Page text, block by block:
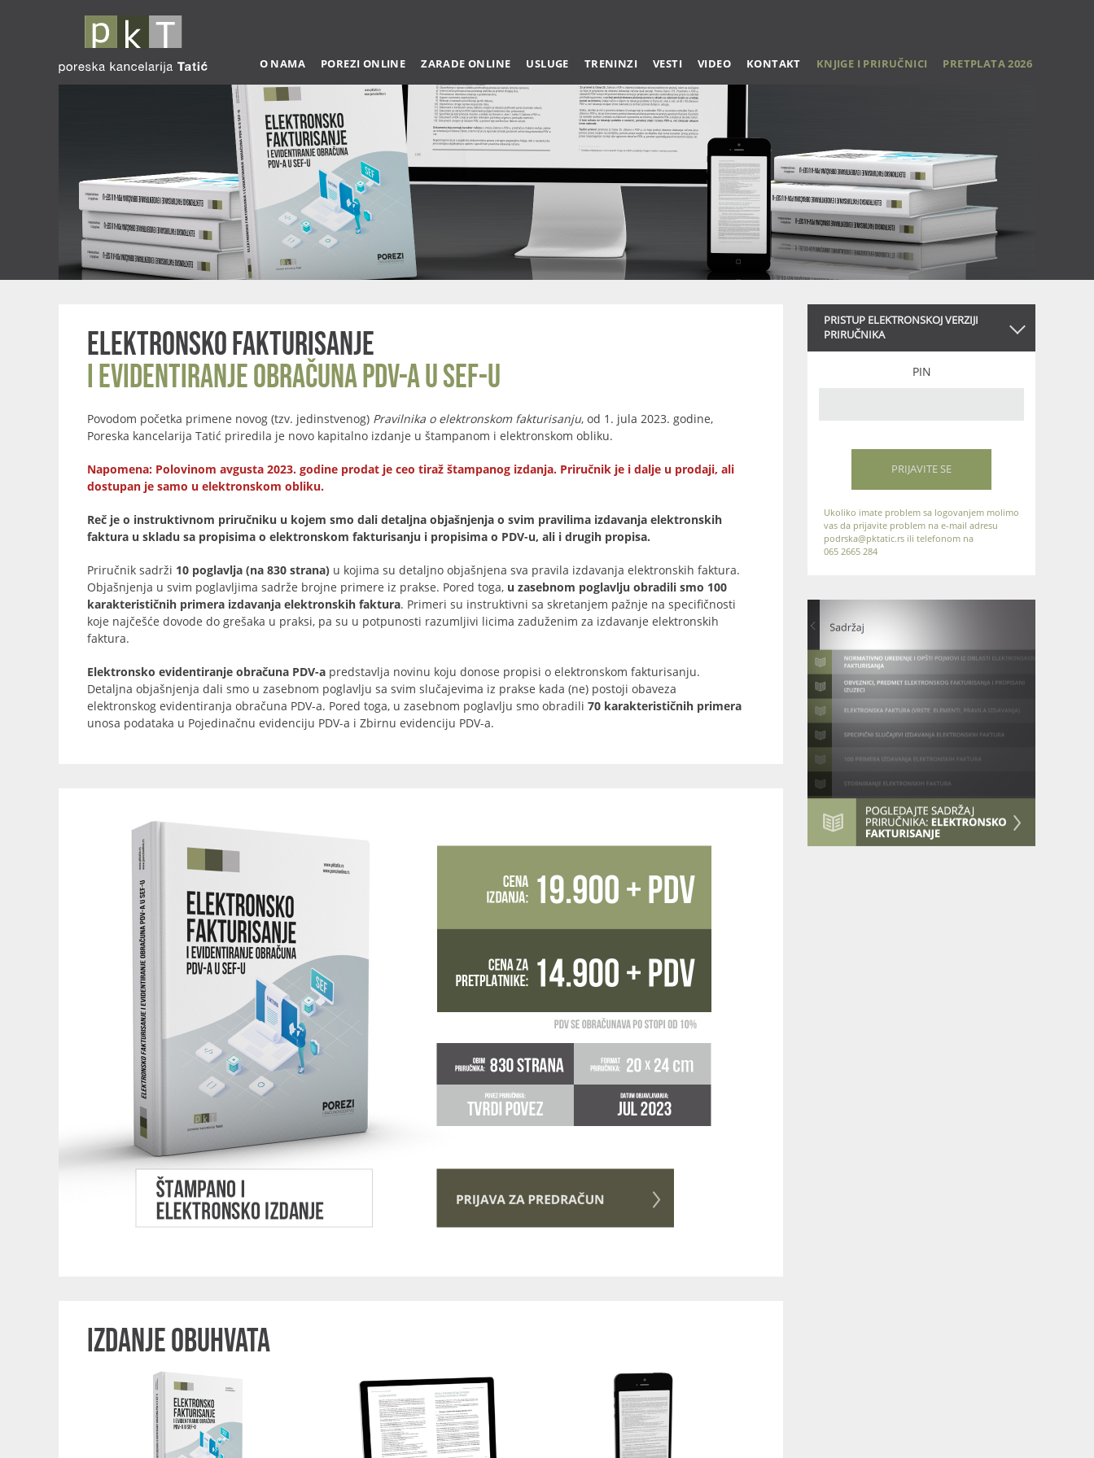
O NAMA POREZI ONLINE ZARADE ONLINE USLUGE TRENINZI VESTI VIDEO KONTAKT KNJIGE I PRIRUČNICI PRETPLATA 2026
Elektronsko fakturisanje
i evidentiranje obračuna PDV-a u SEF-u
Povodom početka primene novog (tzv. jedinstvenog) Pravilnika o elektronskom fakturisanju, od 1. jula 2023. godine,
Poreska kancelarija Tatić priredila je novo kapitalno izdanje u štampanom i elektronskom obliku.
Napomena: Polovinom avgusta 2023. godine prodat je ceo tiraž štampanog izdanja. Priručnik je i dalje u prodaji, ali
dostupan je samo u elektronskom obliku.
Reč je o instruktivnom priručniku u kojem smo dali detaljna objašnjenja o svim pravilima izdavanja elektronskih
faktura u skladu sa propisima o elektronskom fakturisanju i propisima o PDV-u, ali i drugih propisa.
Priručnik sadrži 10 poglavlja (na 830 strana) u kojima su detaljno objašnjena sva pravila izdavanja elektronskih faktura.
Objašnjenja u svim poglavljima sadrže brojne primere iz prakse. Pored toga, u zasebnom poglavlju obradili smo 100
karakterističnih primera izdavanja elektronskih faktura. Primeri su instruktivni sa skretanjem pažnje na specifičnosti
koje najčešće dovode do grešaka u praksi, pa su u potpunosti razumljivi licima zaduženim za izdavanje elektronskih
faktura.
Elektronsko evidentiranje obračuna PDV-a predstavlja novinu koju donose propisi o elektronskom fakturisanju.
Detaljna objašnjenja dali smo u zasebnom poglavlju sa svim slučajevima iz prakse kada (ne) postoji obaveza
elektronskog evidentiranja obračuna PDV-a. Pored toga, u zasebnom poglavlju smo obradili 70 karakterističnih primera
unosa podataka u Pojedinačnu evidenciju PDV-a i Zbirnu evidenciju PDV-a.
IZDANJE OBUHVATA
PRISTUP ELEKTRONSKOJ VERZIJI
PRIRUČNIKA
PIN
PRIJAVITE SE
Ukoliko imate problem sa logovanjem molimo
vas da prijavite problem na e-mail adresu
podrska@pktatic.rs ili telefonom na
065 2665 284